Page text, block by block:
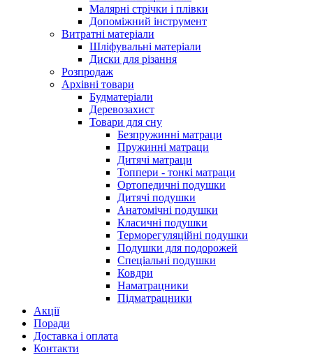
Малярні стрічки і плівки
Допоміжний інструмент
Витратні матеріали
Шліфувальні матеріали
Диски для різання
Розпродаж
Архівні товари
Будматеріали
Деревозахист
Товари для сну
Безпружинні матраци
Пружинні матраци
Дитячі матраци
Топпери - тонкі матраци
Ортопедичні подушки
Дитячі подушки
Анатомічні подушки
Класичні подушки
Терморегуляційні подушки
Подушки для подорожей
Спеціальні подушки
Ковдри
Наматрацники
Підматрацники
Акції
Поради
Доставка і оплата
Контакти